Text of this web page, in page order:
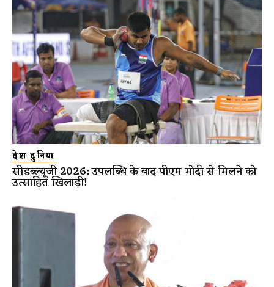
देश दुनिया
सीडब्ल्यूजी 2026: उपलब्धि के बाद पीएम मोदी से मिलने को
उत्साहित खिलाड़ी!